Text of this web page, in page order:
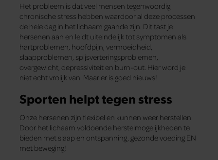
Het probleem is dat veel mensen tegenwoordig
chronische stress hebben waardoor al deze processen
de hele dag in het lichaam gaande zijn. Dit tast je
hersenen aan en leidt uiteindelijk tot symptomen als
hartproblemen, hoofdpijn, vermoeidheid,
slaapproblemen, spijsverteringsproblemen,
overgewicht, depressiviteit en burn-out. Hier word je
niet echt vrolijk van. Maar er is goed nieuws!
Sporten helpt tegen stress
Onze hersenen zijn flexibel en kunnen weer herstellen.
Door het lichaam voldoende herstelmogelijkheden te
bieden met slaap en ontspanning, gezonde voeding EN
met beweging!